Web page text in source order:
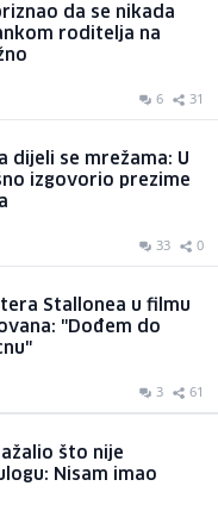
da se nikada
roditelja na
6 31
dijeli se mrežama: U
izgovorio prezime
33 0
Stallonea u filmu
"Dođem do
3 61
što nije
Nisam imao